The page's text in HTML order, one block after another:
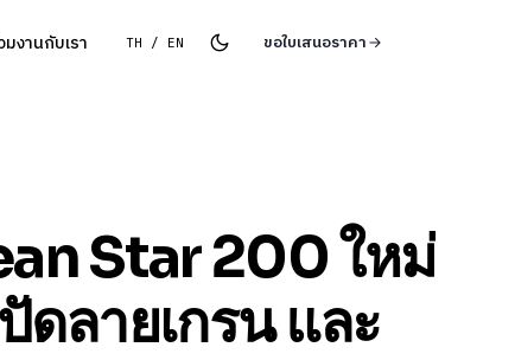
มงานกับเรา TH / EN ขอใบเสนอราคา
Star 200 ใหม่
ดลายเกรน และ